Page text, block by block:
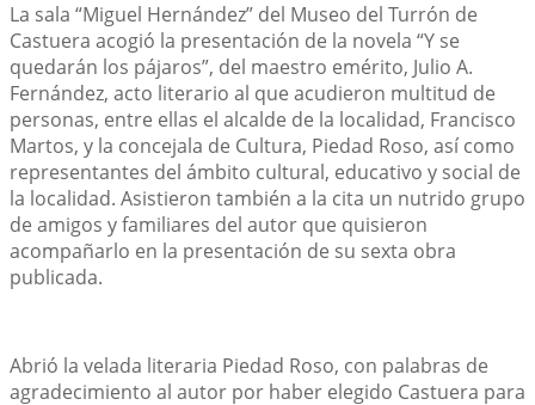
La sala “Miguel Hernández” del Museo del Turrón de
Castuera acogió la presentación de la novela “Y se
quedarán los pájaros”, del maestro emérito, Julio A.
Fernández, acto literario al que acudieron multitud de
personas, entre ellas el alcalde de la localidad, Francisco
Martos, y la concejala de Cultura, Piedad Roso, así como
representantes del ámbito cultural, educativo y social de
la localidad. Asistieron también a la cita un nutrido grupo
de amigos y familiares del autor que quisieron
acompañarlo en la presentación de su sexta obra
publicada.
Abrió la velada literaria Piedad Roso, con palabras de
agradecimiento al autor por haber elegido Castuera para